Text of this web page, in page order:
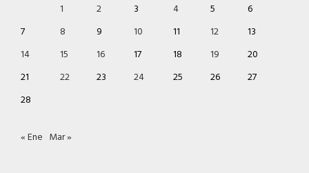
1
2 3 4 5
6
7
8 9 10 11 12
13
14
15 16 17 18 19
20
21
22 23 24 25 26
27
28
« Ene Mar »